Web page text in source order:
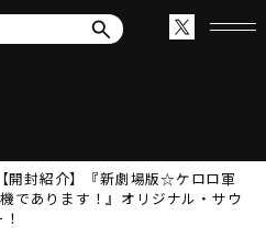
【開封紹介】『新劇場版☆ケロロ軍
であります！』オリジナル・サウ